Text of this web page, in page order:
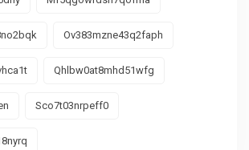
Ov383mzne43q2faph
Qhlbw0at8mhd51wfg
Sco7t03nrpeff0